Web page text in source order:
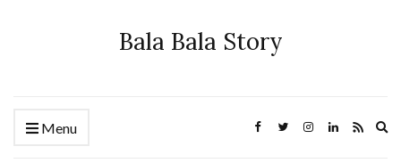
Bala Bala Story
Menu